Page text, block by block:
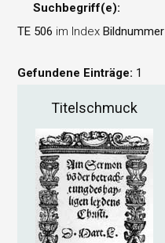
Suchbegriff(e):
TE 506 im IndexBildnummer
Gefundene Einträge: 1
Titelschmuck